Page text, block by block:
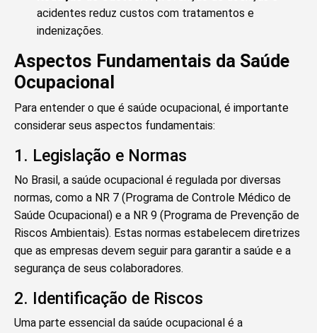
acidentes reduz custos com tratamentos e
indenizações.
Aspectos Fundamentais da Saúde
Ocupacional
Para entender o que é saúde ocupacional, é importante
considerar seus aspectos fundamentais:
1. Legislação e Normas
No Brasil, a saúde ocupacional é regulada por diversas
normas, como a NR 7 (Programa de Controle Médico de
Saúde Ocupacional) e a NR 9 (Programa de Prevenção de
Riscos Ambientais). Estas normas estabelecem diretrizes
que as empresas devem seguir para garantir a saúde e a
segurança de seus colaboradores.
2. Identificação de Riscos
Uma parte essencial da saúde ocupacional é a